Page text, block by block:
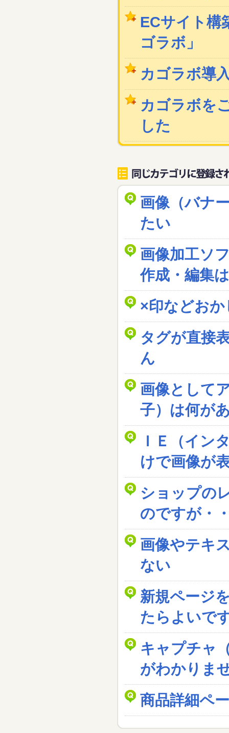
ECサイト構
ゴラボ」
カゴラボ導
カゴラボを
した
画像（バナ
たい
画像加工ソ
作成・編集
×印などお
タグが直接
ん
画像として
子）は何が
ＩＥ（イン
けで画像が
ショップの
のですが・
画像やテキ
ない
新規ページ
たらよいで
キャプチャ
がわかりま
商品詳細ペ